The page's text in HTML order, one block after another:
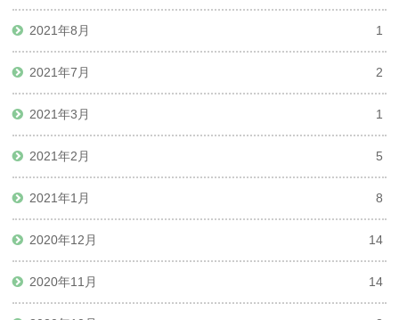
2021年8月 1
2021年7月 2
2021年3月 1
2021年2月 5
2021年1月 8
2020年12月 14
2020年11月 14